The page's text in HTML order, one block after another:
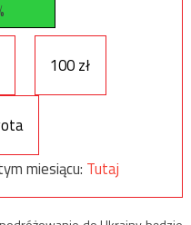
100 zł
miesiącu: Tutaj